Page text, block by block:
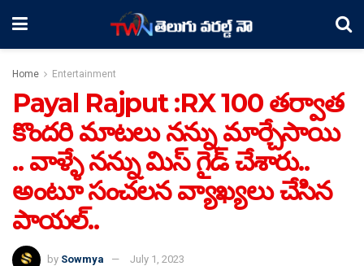
Home Entertainment
Payal Rajput :RX 100 తర్వాత
కొందరి మాటలు నన్ను మార్చేసాయి
.. వాళ్ళే నన్ను మిస్ గైడ్ చేశారు..
అంటూ సంచలన వ్యాఖ్యలు చేసిన
పాయల్..
by Sowmya July 1, 2023